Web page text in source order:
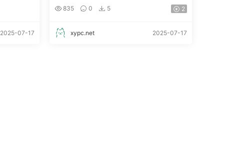
2025-07-17
835 0 5 2
xypc.net 2025-07-17